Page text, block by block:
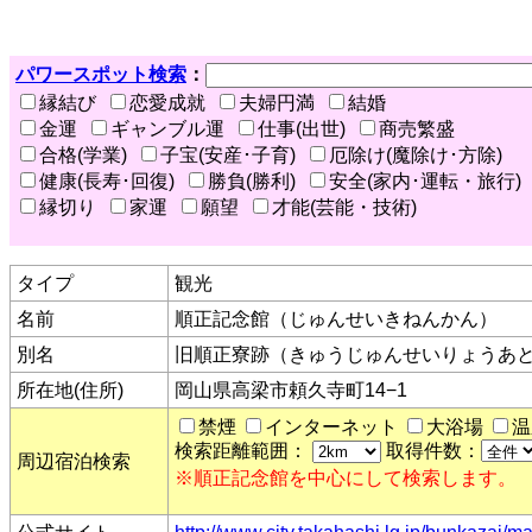
パワースポット検索 ：
縁結び
恋愛成就 夫婦円満
結婚
金運
ギャンブル運 仕事(出世)
商売繁盛
合格(学業)
子宝(安産･子育)
厄除け(魔除け･方除)
健康(長寿･回復)
勝負(勝利)
安全(家内･運転・旅行)
縁切り
家運 願望 才能(芸能・技術)
タイプ
観光
名前
順正記念館（じゅんせいきねんかん）
別名
旧順正寮跡（きゅうじゅんせいりょうあ
所在地(住所)
岡山県高梁市頼久寺町14−1
周辺宿泊検索
禁煙 インターネット 大浴場
検索距離範囲：
取得件数：
※順正記念館を中心にして検索します。